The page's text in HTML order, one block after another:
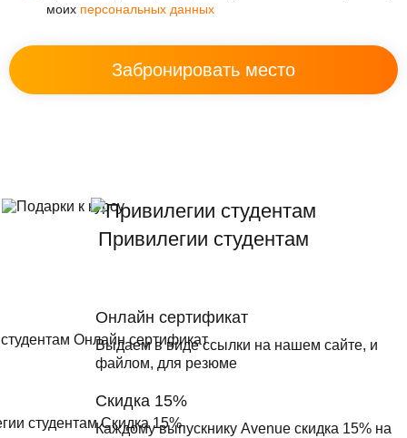
моих персональных данных
Привилегии студентам
Онлайн сертификат
Выдаем в виде ссылки на нашем сайте, и
файлом, для резюме
Скидка 15%
Каждому выпускнику Avenue скидка 15% на